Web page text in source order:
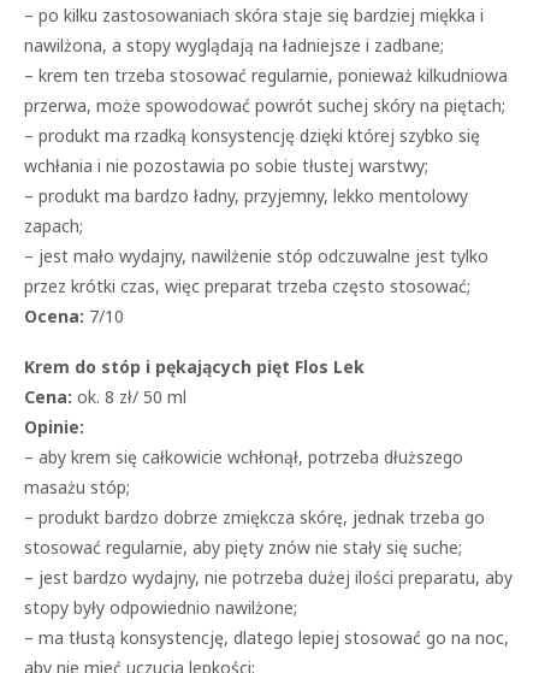
– po kilku zastosowaniach skóra staje się bardziej miękka i
nawilżona, a stopy wyglądają na ładniejsze i zadbane;
– krem ten trzeba stosować regularnie, ponieważ kilkudniowa
przerwa, może spowodować powrót suchej skóry na piętach;
– produkt ma rzadką konsystencję dzięki której szybko się
wchłania i nie pozostawia po sobie tłustej warstwy;
– produkt ma bardzo ładny, przyjemny, lekko mentolowy
zapach;
– jest mało wydajny, nawilżenie stóp odczuwalne jest tylko
przez krótki czas, więc preparat trzeba często stosować;
Ocena: 7/10
Krem do stóp i pękających pięt Flos Lek
Cena: ok. 8 zł/ 50 ml
Opinie:
– aby krem się całkowicie wchłonął, potrzeba dłuższego
masażu stóp;
– produkt bardzo dobrze zmiękcza skórę, jednak trzeba go
stosować regularnie, aby pięty znów nie stały się suche;
– jest bardzo wydajny, nie potrzeba dużej ilości preparatu, aby
stopy były odpowiednio nawilżone;
– ma tłustą konsystencję, dlatego lepiej stosować go na noc,
aby nie mieć uczucia lepkości;